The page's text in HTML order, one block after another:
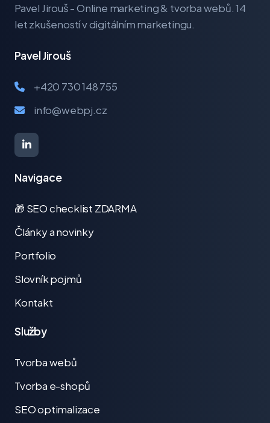
Pavel Jirouš - Online marketing & tvorba webů. 14
let zkušeností v digitálním marketingu.
Pavel Jirouš
+420 730 148 755
info@webpj.cz
Navigace
🎁 SEO checklist ZDARMA
Články a novinky
Portfolio
Slovník pojmů
Kontakt
Služby
Tvorba webů
Tvorba e-shopů
SEO optimalizace